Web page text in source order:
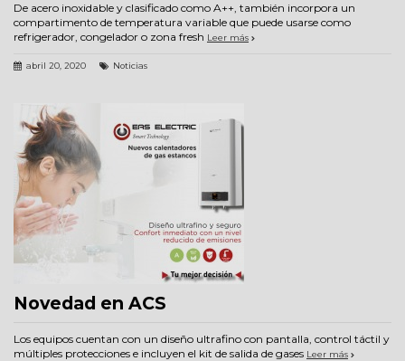
De acero inoxidable y clasificado como A++, también incorpora un
compartimento de temperatura variable que puede usarse como
refrigerador, congelador o zona fresh Leer más
abril 20, 2020 Noticias
Novedad en ACS
Los equipos cuentan con un diseño ultrafino con pantalla, control táctil y
múltiples protecciones e incluyen el kit de salida de gases Leer más